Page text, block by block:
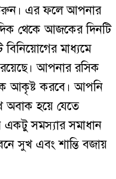
এর ফলে আপনার
থেকে আজকের দিনটি
মাধ্যমে
আপনার রসিক
আকৃষ্ট করবে। আপনি
অবাক হয়ে যেতে
সমস্যার সমাধান
সুখ এবং শান্তি বজায়